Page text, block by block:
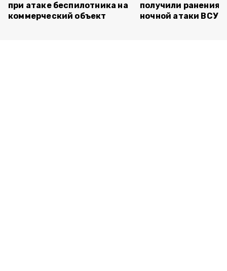
при атаке беспилотника на
коммерческий объект
получили ранения
ночной атаки ВСУ